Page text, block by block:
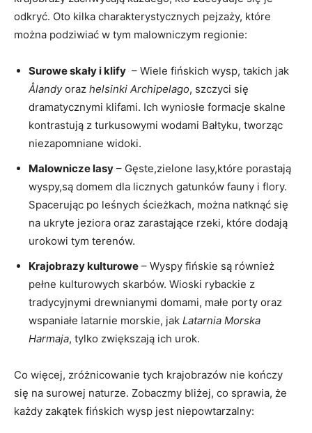
odkryć. Oto kilka charakterystycznych pejzaży, które
można podziwiać w tym malowniczym regionie:
Surowe skały i klify ⁤ – Wiele fińskich wysp, takich jak
Ålandy‍oraz helsinki Archipelago, szczyci ⁣się
dramatycznymi klifami. Ich wyniosłe formacje skalne
kontrastują z turkusowymi wodami⁤ Bałtyku, ‌tworząc
niezapomniane widoki.
Malownicze lasy – Gęste,zielone lasy,które porastają
wyspy,są domem dla licznych gatunków fauny i​ flory.
Spacerując po ‍leśnych ⁢ścieżkach, można natknąć się
na ukryte ⁤jeziora oraz zarastające rzeki, które dodają
urokowi tym terenów.
Krajobrazy kulturowe – Wyspy fińskie są również
pełne kulturowych skarbów.​ Wioski rybackie z
tradycyjnymi ‌drewnianymi domami, małe porty⁣ oraz
wspaniałe latarnie morskie, jak Latarnia Morska
Harmaja, tylko ⁢zwiększają⁤ ich urok.
Co więcej, zróżnicowanie tych krajobrazów nie kończy
się na surowej naturze. Zobaczmy bliżej, co sprawia, że
każdy zakątek⁣ fińskich⁤ wysp⁢ jest niepowtarzalny: